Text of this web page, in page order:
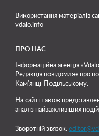
Використання матеріалів
vdalo.info
ПРО НАС
Інформаційна агенція
Редакція повідомляє про
Кам'янці-Подільському.
На сайті також
аналіз найважливіших подій.
Зворотній звязок: